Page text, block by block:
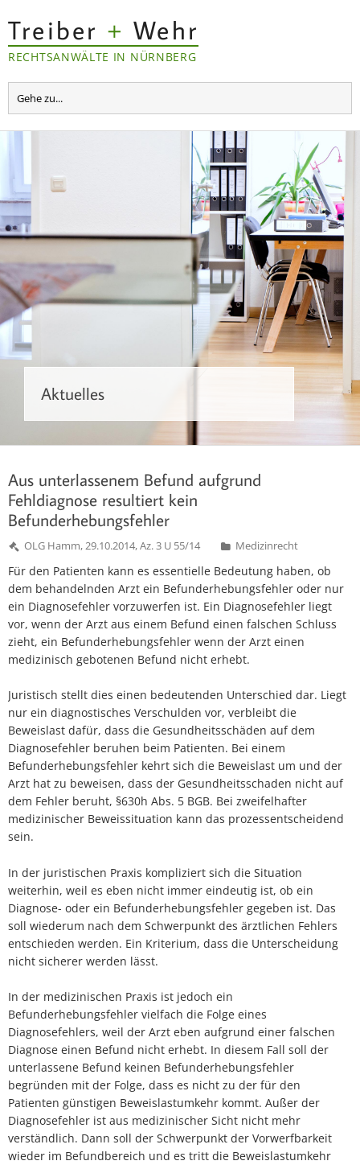
Treiber + Wehr
RECHTSANWÄLTE IN NÜRNBERG
Aktuelles
Aus unterlassenem Befund aufgrund
Fehldiagnose resultiert kein
Befunderhebungsfehler
OLG Hamm, 29.10.2014, Az. 3 U 55/14 Medizinrecht
Für den Patienten kann es essentielle Bedeutung haben, ob
dem behandelnden Arzt ein Befunderhebungsfehler oder nur
ein Diagnosefehler vorzuwerfen ist. Ein Diagnosefehler liegt
vor, wenn der Arzt aus einem Befund einen falschen Schluss
zieht, ein Befunderhebungsfehler wenn der Arzt einen
medizinisch gebotenen Befund nicht erhebt.
Juristisch stellt dies einen bedeutenden Unterschied dar. Liegt
nur ein diagnostisches Verschulden vor, verbleibt die
Beweislast dafür, dass die Gesundheitsschäden auf dem
Diagnosefehler beruhen beim Patienten. Bei einem
Befunderhebungsfehler kehrt sich die Beweislast um und der
Arzt hat zu beweisen, dass der Gesundheitsschaden nicht auf
dem Fehler beruht, §630h Abs. 5 BGB. Bei zweifelhafter
medizinischer Beweissituation kann das prozessentscheidend
sein.
In der juristischen Praxis kompliziert sich die Situation
weiterhin, weil es eben nicht immer eindeutig ist, ob ein
Diagnose- oder ein Befunderhebungsfehler gegeben ist. Das
soll wiederum nach dem Schwerpunkt des ärztlichen Fehlers
entschieden werden. Ein Kriterium, dass die Unterscheidung
nicht sicherer werden lässt.
In der medizinischen Praxis ist jedoch ein
Befunderhebungsfehler vielfach die Folge eines
Diagnosefehlers, weil der Arzt eben aufgrund einer falschen
Diagnose einen Befund nicht erhebt. In diesem Fall soll der
unterlassene Befund keinen Befunderhebungsfehler
begründen mit der Folge, dass es nicht zu der für den
Patienten günstigen Beweislastumkehr kommt. Außer der
Diagnosefehler ist aus medizinischer Sicht nicht mehr
verständlich. Dann soll der Schwerpunkt der Vorwerfbarkeit
wieder im Befundbereich und es tritt die Beweislastumkehr